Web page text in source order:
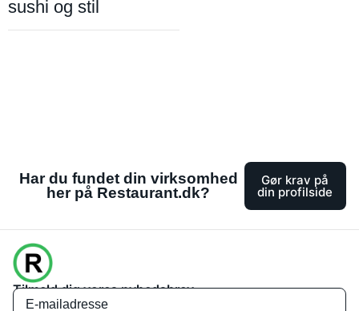
sushi og stil
Har du fundet din virksomhed
her på Restaurant.dk?
Gør krav på
din profilside
Tilmeld dig vores nyhedsbrev